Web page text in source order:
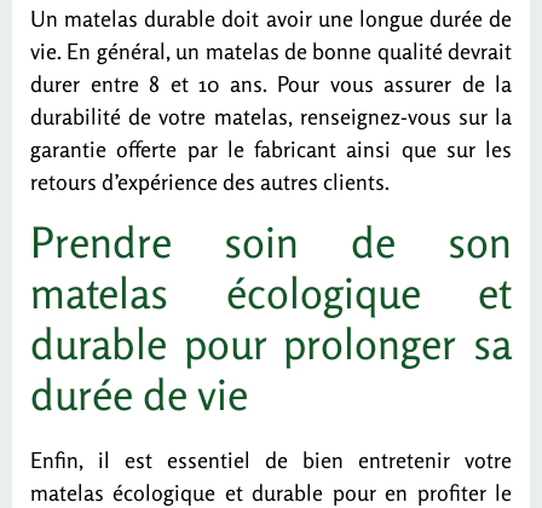
Un matelas durable doit avoir une longue durée de
vie. En général, un matelas de bonne qualité devrait
durer entre 8 et 10 ans. Pour vous assurer de la
durabilité de votre matelas, renseignez-vous sur la
garantie offerte par le fabricant ainsi que sur les
retours d’expérience des autres clients.
Prendre soin de son
matelas écologique et
durable pour prolonger sa
durée de vie
Enfin, il est essentiel de bien entretenir votre
matelas écologique et durable pour en profiter le